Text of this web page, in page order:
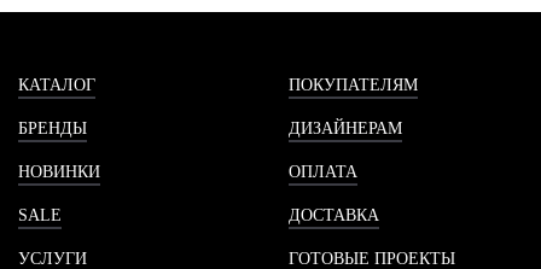
КАТАЛОГ
БРЕНДЫ
НОВИНКИ
SALE
УСЛУГИ
ПОКУПАТЕЛЯМ
ДИЗАЙНЕРАМ
ОПЛАТА
ДОСТАВКА
ГОТОВЫЕ ПРОЕКТЫ